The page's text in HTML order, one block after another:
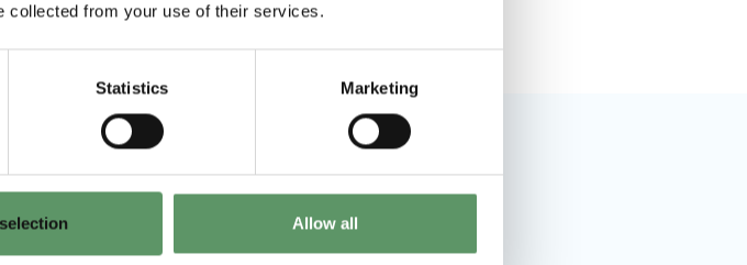
collected from your use of their services.
Statistics Marketing
Allow all